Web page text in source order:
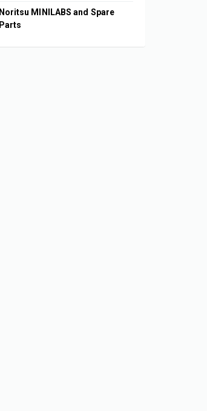
Noritsu MINILABS and Spare
Parts